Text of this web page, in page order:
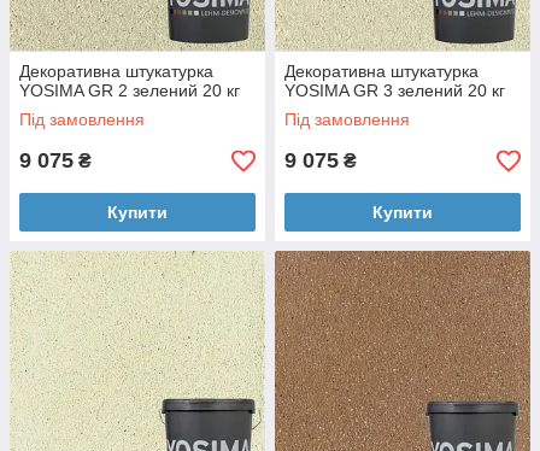
Декоративна штукатурка
YOSIMA GR 2 зелений 20 кг
Під замовлення
9 075 ₴
Купити
Декоративна штукатурка
YOSIMA GR 3 зелений 20 кг
Під замовлення
9 075 ₴
Купити